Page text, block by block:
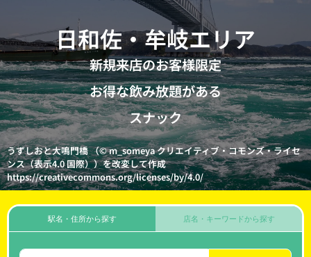
日和佐・牟岐エリア
新規来店のお客様限定
お得な飲み放題がある
スナック
うずしおと大鳴門橋 （© m_someya クリエイティブ・コモンズ・ライセ
ンス（表示4.0 国際））を改変して作成
https://creativecommons.org/licenses/by/4.0/
駅名・住所から探す 店名・キーワードから探す